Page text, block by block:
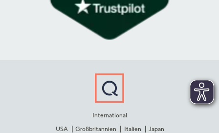
International
USA
Großbritannien Italien Japan